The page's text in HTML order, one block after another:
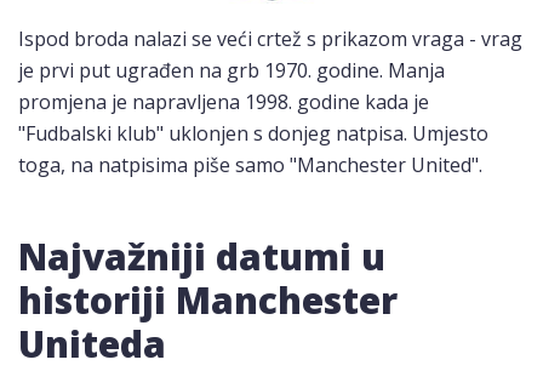
Ispod broda nalazi se veći crtež s prikazom vraga - vrag
je prvi put ugrađen na grb 1970. godine. Manja
promjena je napravljena 1998. godine kada je
"Fudbalski klub" uklonjen s donjeg natpisa. Umjesto
toga, na natpisima piše samo "Manchester United".
Najvažniji datumi u
historiji Manchester
Uniteda